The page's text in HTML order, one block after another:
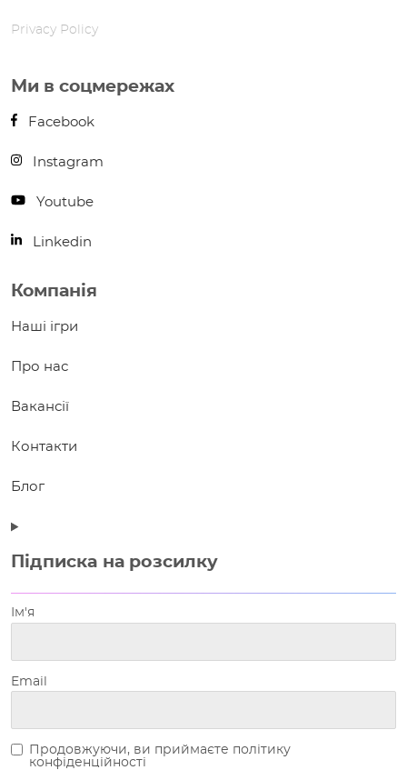
Privacy Policy
Ми в соцмережах
Facebook
Instagram
Youtube
Linkedin
Компанія
Наші ігри
Про нас
Вакансії
Контакти
Блог
Підписка на розсилку
Ім'я
Email
Продовжуючи, ви приймаєте політику
конфіденційності